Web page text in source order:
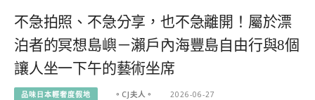
不急拍照、不急分享，也不急離開！屬於漂
泊者的冥想島嶼－瀨戶內海豐島自由行與8個
讓人坐一下午的藝術坐席
品味日本輕奢度假地 。CJ夫人。 2026-06-27